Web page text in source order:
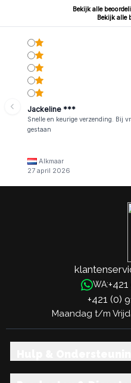
Bekijk alle
Bekijk alle
Jackeline ***
Snelle en keurige verzending. Bij
gestaan
Alkmaar
27 april 2026
WA:
+421 (0)
Maandag t/m